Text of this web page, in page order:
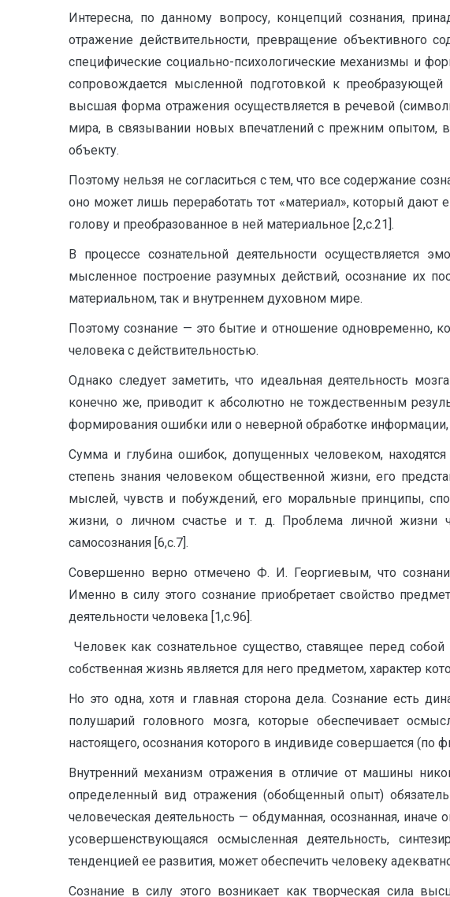
Интересна, по данному вопросу, концепций сознания,
отражение действительности, превращение
специфические социально-психологические механизмы и
сопровождается мысленной подготовкой к преобразующей
высшая форма отражения осуществляется в речевой
мира, в связывании новых впечатлений с прежним опытом,
объекту.
Поэтому нельзя не согласиться с тем, что все содержание
оно может лишь переработать тот «ма­териал», который дают
голову и преобразованное в ней материальное [2,с.21].
В процессе сознательной деятельности осуществляется
мысленное построение разумных действий, осознание их
материальном, так и внутреннем духовном мире.
Поэтому сознание — это бытие и отношение одновременно,
человека с действительностью.
Однако следует заметить, что идеальная деятельность
конечно же, приводит к абсолютно не тождественным
формирования ошибки или о неверной обработке
Сумма и глубина ошибок, допущенных человеком, находятся
степень зна­ния человеком общественной жизни, его
мыслей, чувств и побуждений, его моральные принципы,
жизни, о личном счастье и т. д. Проблема личной жиз­ни
самосознания [6,с.7].
Совершенно верно отмечено Ф. И. Георгиевым, что
Именно в силу этого сознание приобретает свойство
деятельности человека [1,с.96].
Человек как сознательное существо, ставящее перед
собственная жизнь является для него предметом, характер
Но это одна, хотя и главная сторона дела. Сознание есть
полушарий голов­ного мозга, которые обеспечивает
настоящего, осознания которого в индивиде совершается (по
Внутренний механизм отражения в отличие от маши­ны
определенный вид отражения (обобщенный опыт)
челове­ческая деятельность — обдуманная, осознанная,
усовершенствую­щаяся осмысленная деятельность,
тенденцией ее развития, может обеспечить человеку
Сознание в силу этого возникает как творческая сила